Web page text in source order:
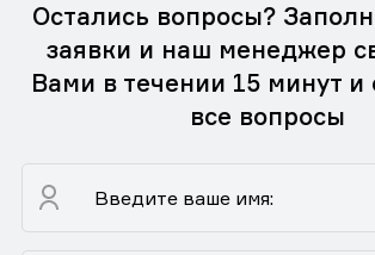
Остались вопросы?
заявки и наш менеджер
Вами в течении 15 минут и
все вопросы